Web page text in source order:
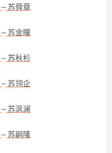
–苏舜章
–苏金瞳
–苏秋杉
–苏翎企
–苏沨澜
–苏嗣隆